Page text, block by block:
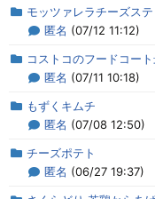
モッツァレラチーズステ
匿名 (07/12 11:12)
コストコのフードコー
匿名 (07/11 10:18)
もずくキムチ
匿名 (07/08 12:50)
チーズポテト
匿名 (06/27 19:37)